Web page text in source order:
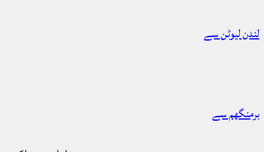
لندن لیوٹن سے
برمنگھم سے